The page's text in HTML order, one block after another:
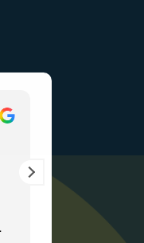
prestations.
Nous avons gérer en partie à grande distance et
nous avons eu